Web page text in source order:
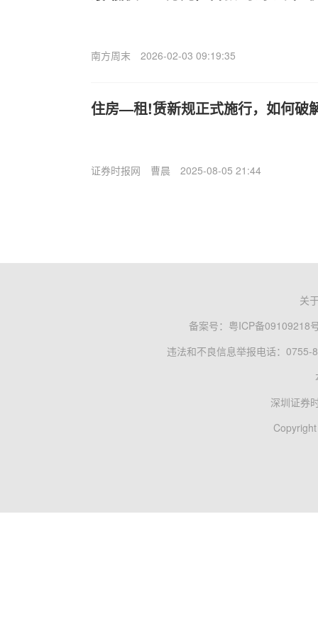
南方周末 2026-02-03 09:19:35
住房—租!赁新规正式施行，如何破
证券时报网 曹晨 2025-08-05 21:44
关
备案号： 粤ICP备09109218
违法和不良信息举报电话：0755-
深圳证券